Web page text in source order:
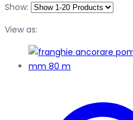
Show:
View as: